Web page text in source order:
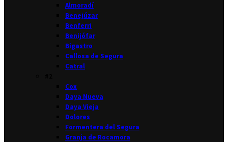
Almoradí
Benejúzar
Benferri
Benijófar
Bigastro
Callosa de Segura
Catral
Cox
Daya Nueva
Daya Vieja
Dolores
Formentera del Segura
Granja de Rocamora